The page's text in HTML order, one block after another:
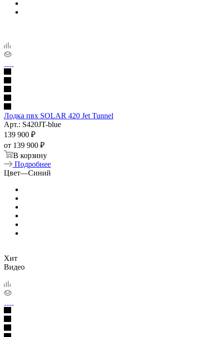
Лодка пвх SOLAR 420 Jet Tunnel
Арт.: S420JT-blue
139 900 ₽
от 139 900 ₽
В корзину
Подробнее
Цвет—Синий
Хит
Видео